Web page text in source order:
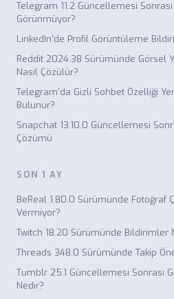
Telegram 11.2 Güncellemesi
Görünmüyor?
LinkedIn'de Profil Görüntüleme
Reddit 2024.38 Sürümünde Görsel
Nasıl Çözülür?
Telegram'da Gizli Sohbet Özelliği
Bulunur?
Snapchat 13.10.0 Güncellemesi
Çözümü
SON 1 AY
BeReal 1.80.0 Sürümünde Fotoğraf
Vermiyor?
Twitch 18.20 Sürümünde Bildirimler
Threads 348.0 Sürümünde Takip
Tumblr 25.1 Güncellemesi Sonrası
Nedir?